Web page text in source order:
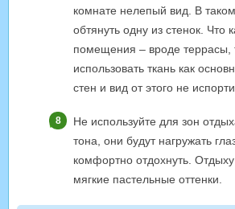
комнате нелепый вид. В
обтянуть одну из стенок. Что
помещения – вроде террасы,
использовать ткань как
стен и вид от этого не
Не используйте для зон
тона, они будут нагружать
комфортно отдохнуть.
мягкие пастельные оттенки.